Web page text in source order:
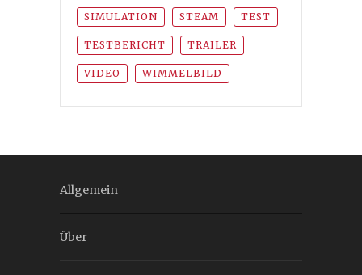
SIMULATION STEAM TEST
TESTBERICHT TRAILER
VIDEO WIMMELBILD
Allgemein
Über